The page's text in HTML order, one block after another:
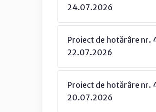
24.07.2026
Proiect de hotărâre nr.
22.07.2026
Proiect de hotărâre nr.
20.07.2026